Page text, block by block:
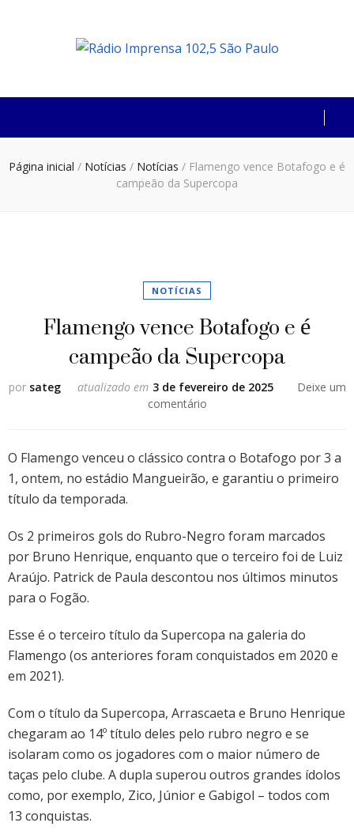
Rádio Imprensa
102,5 São Paulo
Página inicial / Notícias / Notícias / Flamengo vence Botafogo e é
campeão da Supercopa
NOTÍCIAS
Flamengo vence Botafogo e é
campeão da Supercopa
por sateg atualizado em 3 de fevereiro de 2025
Deixe um
comentárioem
Botafogo
é
Supercopa
O Flamengo venceu o clássico contra o Botafogo por 3 a
1, ontem, no estádio Mangueirão, e garantiu o primeiro
título da temporada.
Os 2 primeiros gols do Rubro-Negro foram marcados
por Bruno Henrique, enquanto que o terceiro foi de Luiz
Araújo. Patrick de Paula descontou nos últimos minutos
para o Fogão.
Esse é o terceiro título da Supercopa na galeria do
Flamengo (os anteriores foram conquistados em 2020 e
em 2021).
Com o título da Supercopa, Arrascaeta e Bruno Henrique
chegaram ao 14º título deles pelo rubro negro e se
isolaram como os jogadores com o maior número de
taças pelo clube. A dupla superou outros grandes ídolos
como, por exemplo, Zico, Júnior e Gabigol – todos com
13 conquistas.